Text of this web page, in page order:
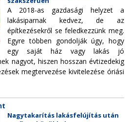
A 2018-as gazdasági helyzet a
lakásiparnak kedvez, de az
építkezésekről se feledkezzünk meg.
Egyre többen gondolják úgy, hogy
egy saját ház vagy lakás jó
nagyot, hiszen hosszan évtizedekig
megtervezése kivitelezése óriási
Nagytakarítás lakásfelújítás után